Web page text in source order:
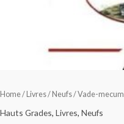
Home/ Livres/ Neufs/ Vade-
Hauts Grades, Livres, Neufs